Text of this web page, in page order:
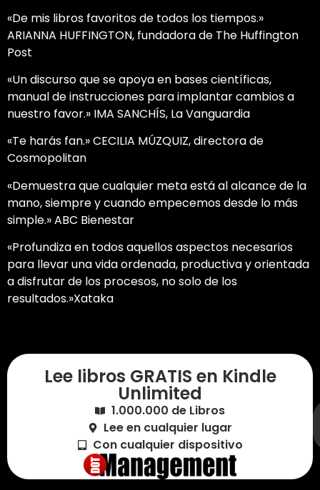
«De mis libros favoritos de todos los tiempos.»
ARIANNA HUFFINGTON, fundadora de The Huffington
Post
«Un discurso que se apoya en bases científicas,
manual de instrucciones para implantar cambios a
nuestro favor.» IMA SANCHÍS, La Vanguardia
«Te harás fan.» CECILIA MÚZQUIZ, directora de
Cosmopolitan
«Demuestra que cualquier meta está al alcance de la
mano, siempre y cuando empecemos desde lo más
simple.» ABC Bienestar
«Profundiza en todos aquellos aspectos necesarios
para llevar una vida ordenada, productiva y orientada
a disfrutar de los procesos, no solo de los
resultados.»Xataka
Lee libros GRATIS en Kindle
Unlimited
1.000.000 de Libros
Lee en cualquier lugar
Con cualquier dispositivo